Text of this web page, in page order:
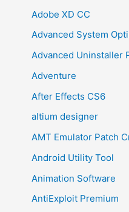
Adobe XD CC
Advanced System
Advanced Uninstaller
Adventure
After Effects CS6
altium designer
AMT Emulator Patch
Android Utility Tool
Animation Software
AntiExploit Premium